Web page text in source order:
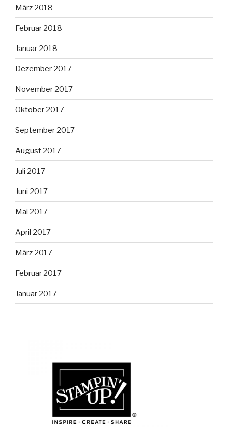
März 2018
Februar 2018
Januar 2018
Dezember 2017
November 2017
Oktober 2017
September 2017
August 2017
Juli 2017
Juni 2017
Mai 2017
April 2017
März 2017
Februar 2017
Januar 2017